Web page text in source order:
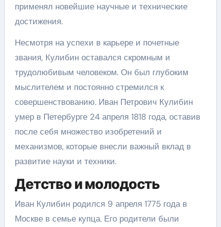
применял новейшие научные и технические
достижения.
Несмотря на успехи в карьере и почетные
звания, Кулибин оставался скромным и
трудолюбивым человеком. Он был глубоким
мыслителем и постоянно стремился к
совершенствованию. Иван Петрович Кулибин
умер в Петербурге 24 апреля 1818 года, оставив
после себя множество изобретений и
механизмов, которые внесли важный вклад в
развитие науки и техники.
Детство и молодость
Иван Кулибин родился 9 апреля 1775 года в
Москве в семье купца. Его родители были